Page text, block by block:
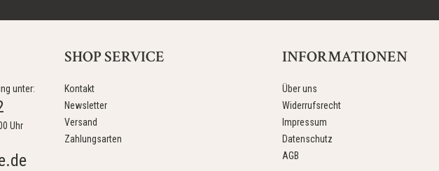
unter:
Uhr
SHOP SERVICE
Kontakt
Newsletter
Versand
Zahlungsarten
INFORMATIONEN
Über uns
Widerrufsrecht
Impressum
Datenschutz
AGB